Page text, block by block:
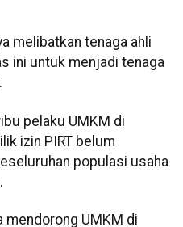
melibatkan tenaga ahli
ini untuk menjadi tenaga
pelaku UMKM di
izin PIRT belum
populasi usaha
mendorong UMKM di